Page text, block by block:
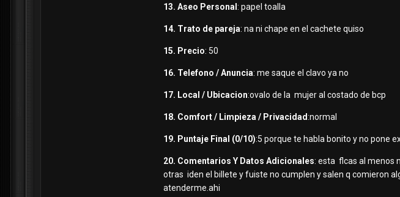
13. Aseo Personal : papel toalla
14. Trato de pareja: na ni chape en el cachete quiso
15. Precio: 50
16. Telefono / Anuncia: me saque el clavo ya no
17. Local / Ubicacion:ovalo de la mujer al costado de bcp
18. Comfort / Limpieza / Privacidad:normal
19. Puntaje Final (0/10):5 porque te habla bonito y no pone
20. Comentarios Y Datos Adicionales: esta flcas al menos
otras iden el billete y fuiste no cumplen y salen q comieron
atenderme.ahi